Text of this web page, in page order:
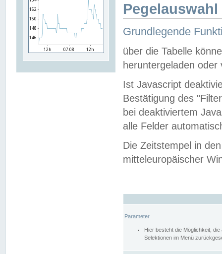
Grundlegende
über die Tabelle
heruntergeladen oder
Ist Javascript
Bestätigung des
bei deaktiviertem
alle Felder
Die Zeitstempel in
mitteleuropäischer
Parameter
Hier besteht die Möglichkeit,
Selektionen im Menü